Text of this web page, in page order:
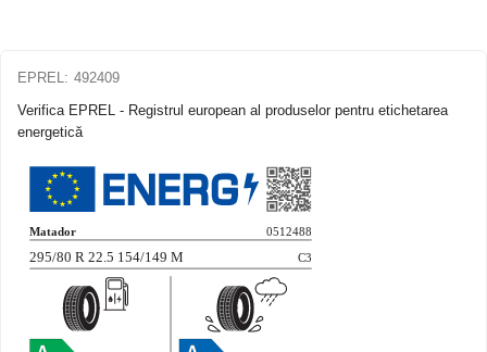
EPREL: 492409
Verifica EPREL - Registrul european al produselor pentru etichetarea
energetică